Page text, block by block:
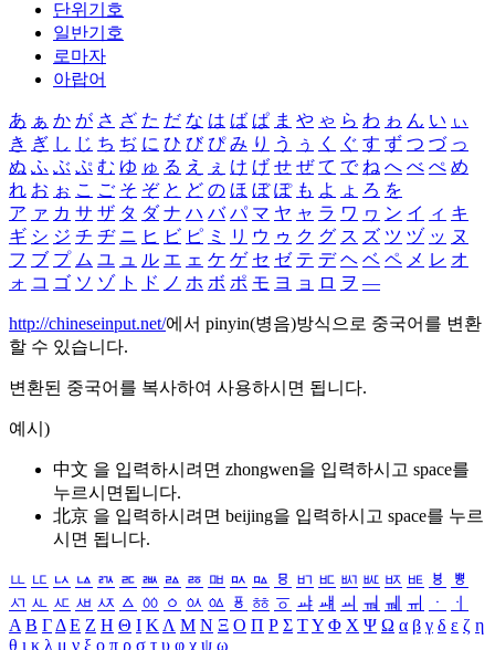
단위기호
일반기호
로마자
아랍어
あ ぁ か が さ ざ た だ な は ば ぱ ま や ゃ ら わ ゎ ん い ぃ
き ぎ し じ ち ぢ に ひ び ぴ み り う ぅ く ぐ す ず つ づ っ
ぬ ふ ぶ ぷ む ゆ ゅ る え ぇ け げ せ ぜ て で ね へ べ ぺ め
れ お ぉ こ ご そ ぞ と ど の ほ ぼ ぽ も よ ょ ろ を
ア ァ カ サ ザ タ ダ ナ ハ バ パ マ ヤ ャ ラ ワ ヮ ン イ ィ キ
ギ シ ジ チ ヂ ニ ヒ ビ ピ ミ リ ウ ゥ ク グ ス ズ ツ ヅ ッ ヌ
フ ブ プ ム ユ ュ ル エ ェ ケ ゲ セ ゼ テ デ ヘ ベ ペ メ レ オ
ォ コ ゴ ソ ゾ ト ド ノ ホ ボ ポ モ ヨ ョ ロ ヲ ―
http://chineseinput.net/에서 pinyin(병음)방식으로 중국어를 변환
할 수 있습니다.
변환된 중국어를 복사하여 사용하시면 됩니다.
예시)
中文 을 입력하시려면 zhongwen을 입력하시고 space를
누르시면됩니다.
北京 을 입력하시려면 beijing을 입력하시고 space를 누르
시면 됩니다.
ㅥ ㅦ ㅧ ㅨ ㅩ ㅪ ㅫ ㅬ ㅭ ㅮ ㅯ ㅰ ㅱ ㅲ ㅳ ㅴ ㅵ ㅶ ㅷ ㅸ
ㅹ
ㅺ ㅻ ㅼ ㅽ ㅾ ㅿ ㆀ ㆁ ㆂ ㆃ ㆄ ㆅ ㆆ ㆇ ㆈ ㆉ ㆊ ㆋ ㆌ ㆍ
ㆎ
Α Β ΓΔ Ε Ζ Η Θ Ι ΚΛ Μ Ν Ξ Ο Π Ρ Σ ΤΥ Φ Χ Ψ Ω α β γ δ ε ζ η
θ ι κ λ μ ν ξ ο π ρ σ τ υ φ χ ψ ω